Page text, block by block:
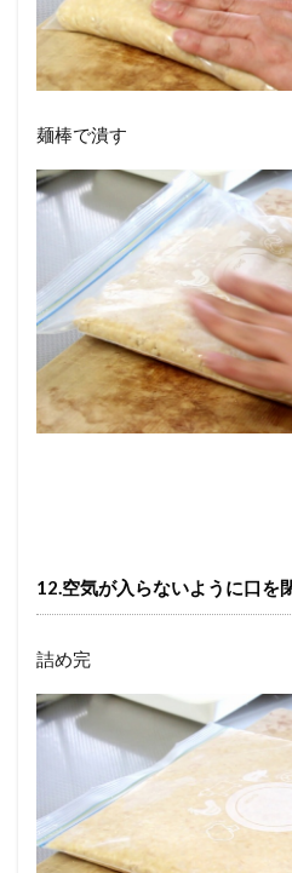
麺棒で潰す
12.空気が入らないように口を
詰め完